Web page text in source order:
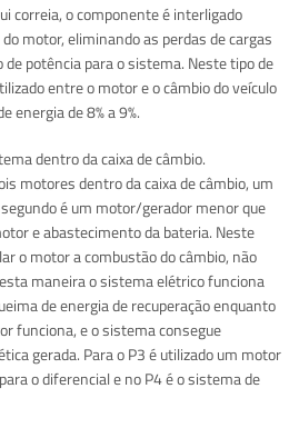
correia, o componente é interligado
motor, eliminando as perdas de cargas
potência para o sistema. Neste tipo de
entre o motor e o câmbio do veículo
energia de 8% a 9%.
dentro da caixa de câmbio.
motores dentro da caixa de câmbio, um
é um motor/gerador menor que
e abastecimento da bateria. Neste
o motor a combustão do câmbio, não
maneira o sistema elétrico funciona
de energia de recuperação enquanto
funciona, e o sistema consegue
gerada. Para o P3 é utilizado um motor
o diferencial e no P4 é o sistema de